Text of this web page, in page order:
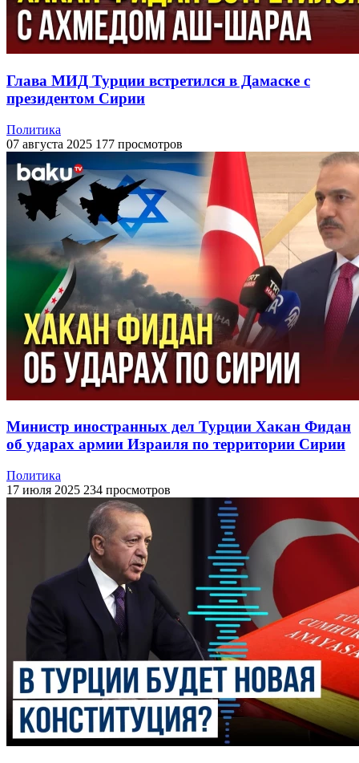
Глава МИД Турции встретился в Дамаске с
президентом Сирии
Политика
07 августа 2025 177 просмотров
Министр иностранных дел Турции Хакан Фидан
об ударах армии Израиля по территории Сирии
Политика
17 июля 2025 234 просмотров